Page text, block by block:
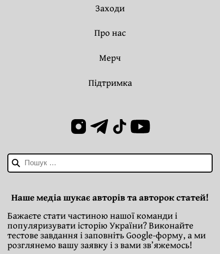
Пошук:
Заходи
Про нас
Мерч
Підтримка
Наше медіа шукає авторів та авторок статей!
Бажаєте стати частиною нашої команди і
популяризувати історію України? Виконайте
тестове завдання і заповніть Google-форму, а ми
розглянемо вашу заявку і з вами зв’яжемось!